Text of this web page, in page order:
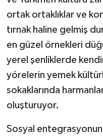
ortak ortaklıklar ve
tırnak haline gelmiş
en güzel örnekleri
yerel şenliklerde
yörelerin yemek
sokaklarında
oluşturuyor.
Sosyal